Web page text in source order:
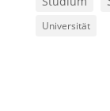
Universität